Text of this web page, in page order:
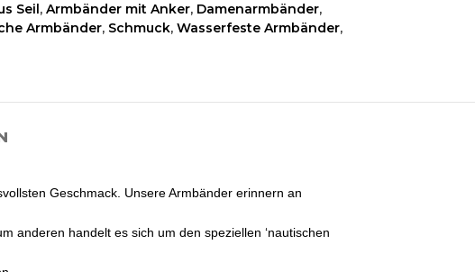
Seil, Armbänder mit Anker, Damenarmbänder,
Armbänder, Schmuck, Wasserfeste Armbänder,
Geschmack. Unsere Armbänder erinnern an
anderen handelt es sich um den speziellen ‘nautischen